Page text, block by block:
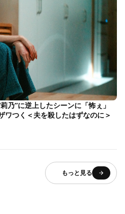
乃”に逆上したシーンに「怖ぇ」
ワつく＜夫を殺したはずなのに＞
もっと見る